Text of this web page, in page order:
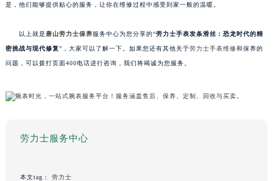
是，他们能够提供贴心的服务，让你在维修过程中感受到家一般的温暖。
以上就是 唐山劳力士保养服务中心为您分享的“劳力士手表发条滑丝：恐龙时代的精
密挑战与现代修复”，大家可以了解一下。如果您还有其他关于劳力士手表维修和保养的
问题，可以拨打页面400电话进行咨询，我们将竭诚为您服务。
劳力士服务中心
本文tag： 劳力士